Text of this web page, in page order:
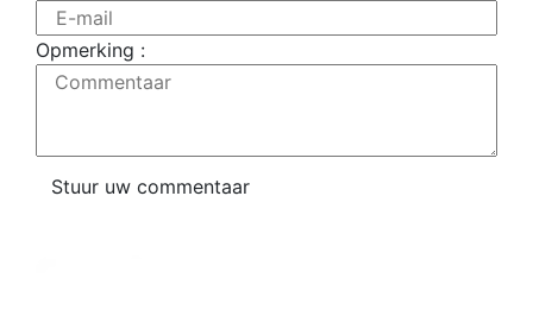
E-mail
Opmerking :
Commentaar
Stuur uw commentaar